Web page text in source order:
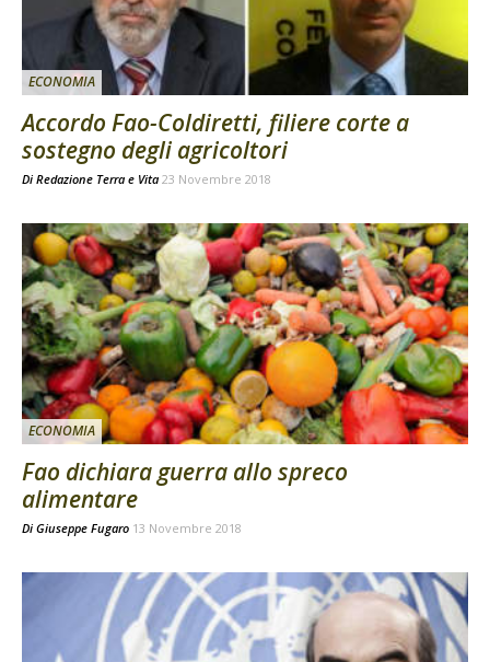
ECONOMIA
Accordo Fao-Coldiretti, filiere corte a
sostegno degli agricoltori
Di Redazione Terra e Vita 23 Novembre 2018
ECONOMIA
Fao dichiara guerra allo spreco
alimentare
Di Giuseppe Fugaro 13 Novembre 2018